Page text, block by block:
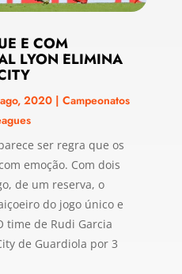
E COM
LYON ELIMINA
2020| Campeonatos
ser regra que os
emoção. Com dois
de um reserva, o
do jogo único e
time de Rudi Garcia
de Guardiola por 3